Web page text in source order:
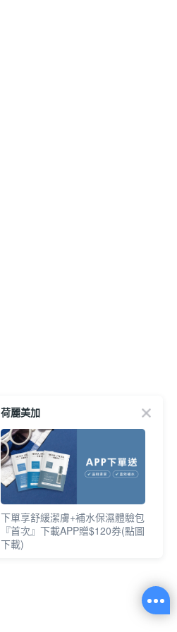
荷麗美加
下單享舒緩潔膚+補水保濕體驗包
『首次』下載APP贈$120券(點圖
下載)